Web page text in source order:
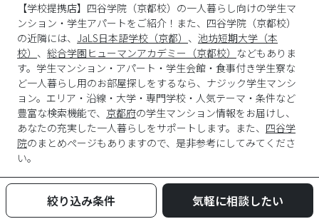
【学校提携店】四谷学院（京都校）の一人暮らし向けの学生マ
ンション・学生アパートをご紹介！また、四谷学院（京都校）
の近隣には、 JaLS日本語学校（京都） 、 池坊短期大学（本
校） 、 総合学園ヒューマンアカデミー（京都校） などもありま
す。学生マンション・アパート・学生会館・食事付き学生寮な
ど一人暮らし用のお部屋探しをするなら、ナジック学生マンシ
ョン。エリア・沿線・大学・専門学校・人気テーマ・条件など
豊富な検索機能で、 京都府の学生マンション情報をお届けし、
あなたの充実した一人暮らしをサポートします。また、 四谷学
院のまとめページもありますので、是非参考にしてみてくださ
い。
絞り込み条件 気軽に相談したい